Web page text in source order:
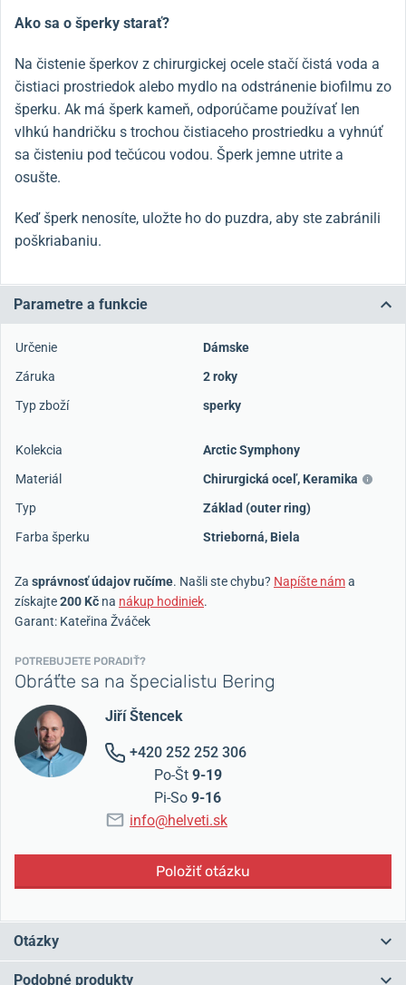
Ako sa o šperky starať?
Na čistenie šperkov z chirurgickej ocele stačí čistá voda a
čistiaci prostriedok alebo mydlo na odstránenie biofilmu zo
šperku. Ak má šperk kameň, odporúčame používať len
vlhkú handričku s trochou čistiaceho prostriedku a vyhnúť
sa čisteniu pod tečúcou vodou. Šperk jemne utrite a
osušte.
Keď šperk nenosíte, uložte ho do puzdra, aby ste zabránili
poškriabaniu.
Parametre a funkcie
Určenie
Dámske
Záruka
2 roky
Typ zboží
sperky
Kolekcia
Arctic Symphony
Materiál
Chirurgická oceľ, Keramika
Typ
Základ (outer ring)
Farba šperku
Strieborná, Biela
Za správnosť údajov ručíme. Našli ste chybu? Napíšte náma
získajte200 Kč na nákup hodiniek.
Garant: Kateřina Žváček
POTREBUJETE PORADIŤ?
Obráťte sa na špecialistu Bering
Jiří Štencek
+420 252 252 306
Po-Št 9-19
Pi-So 9-16
info@helveti.sk
Položiť otázku
Otázky
Podobné produkty